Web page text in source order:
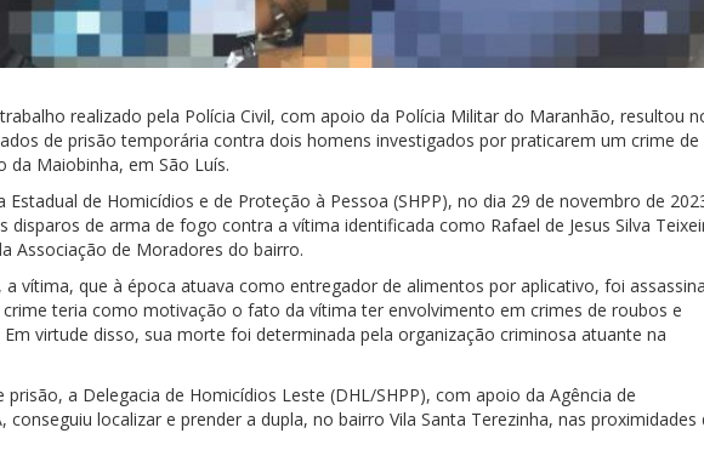
realizado pela Polícia Civil, com apoio da Polícia Militar do Maranhão, resultou
de prisão temporária contra dois homens investigados por praticarem um crime de
Maiobinha, em São Luís.
Estadual de Homicídios e de Proteção à Pessoa (SHPP), no dia 29 de novembro de
disparos de arma de fogo contra a vítima identificada como Rafael de Jesus Silva
Associação de Moradores do bairro.
vítima, que à época atuava como entregador de alimentos por aplicativo, foi
crime teria como motivação o fato da vítima ter envolvimento em crimes de roubos e
virtude disso, sua morte foi determinada pela organização criminosa atuante na
a Delegacia de Homicídios Leste (DHL/SHPP), com apoio da Agência de
conseguiu localizar e prender a dupla, no bairro Vila Santa Terezinha, nas proximidades